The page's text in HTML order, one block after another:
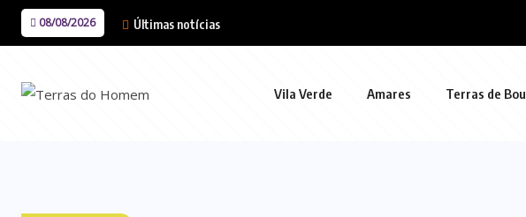
08/08/2026 Últimas notícias
Vila Verde Amares Terras de